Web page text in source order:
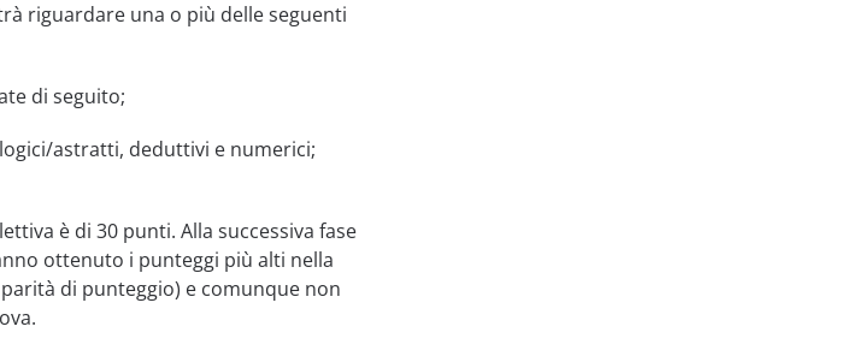
riguardare una o più delle seguenti
di seguito;
astratti, deduttivi e numerici;
è di 30 punti. Alla successiva fase
ottenuto i punteggi più alti nella
di punteggio) e comunque non